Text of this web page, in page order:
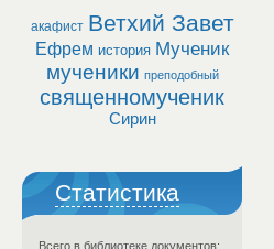
акафист Ветхий Завет
Ефрем история Мученик
мученики преподобный
священномученик
Сирин
Статистика
Всего в библиотеке документов: